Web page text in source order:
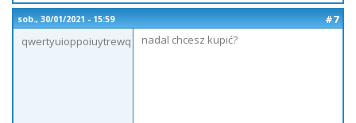
sob., 30/01/2021 - 15:59
#7
qwertyuioppoiuytrewq
nadal chcesz kupić?